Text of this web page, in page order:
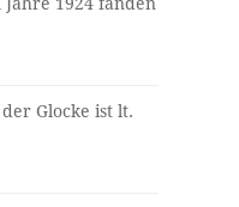
Glocke ist lt.